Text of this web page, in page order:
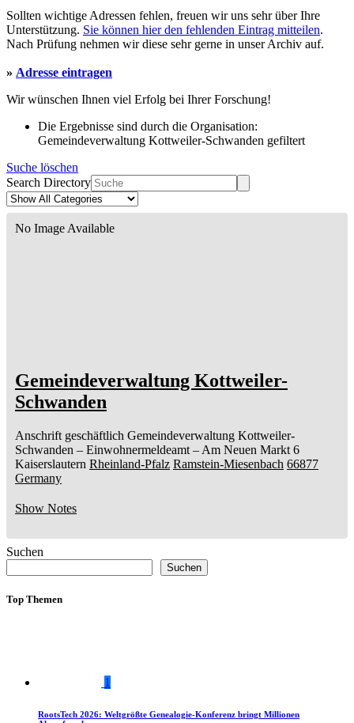
Sollten wichtige Adressen fehlen, freuen wir uns sehr über Ihre
Unterstützung. Sie können hier den fehlenden Eintrag mitteilen.
Nach Prüfung nehmen wir diese sehr gerne in unser Archiv auf.
» Adresse eintragen
Wir wünschen Ihnen viel Erfolg bei Ihrer Forschung!
Die Ergebnisse sind durch die Organisation:
Gemeindeverwaltung Kottweiler-Schwanden gefiltert
Suche löschen
Search Directory
No Image Available
Gemeindeverwaltung Kottweiler-
Schwanden
Anschrift geschäftlich Gemeindeverwaltung Kottweiler-
Schwanden – Einwohnermeldeamt – Am Neuen Markt 6
Kaiserslautern Rheinland-Pfalz Ramstein-Miesenbach 66877
Germany
Show Notes
Suchen
Suchen
Top Themen
1
RootsTech 2026: Weltgrößte Genealogie-Konferenz bringt Millionen